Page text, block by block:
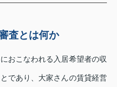
査とは何か
おこなわれる入居希望者の収
であり、大家さんの賃貸経営